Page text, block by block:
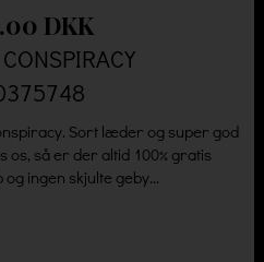
DKK
Sort læder og super god
os, så er der altid 100% gratis
ingen skjulte geby...